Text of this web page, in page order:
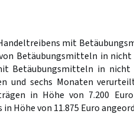
mit
Betäubungsmitteln in
Betäubungsmitteln in nicht
und sechs Monaten
in Höhe von 7.200
Höhe von 11.875 Euro